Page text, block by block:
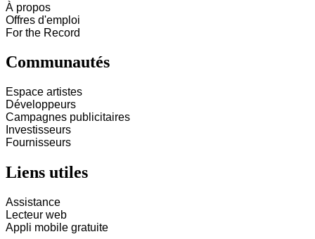
À propos
Offres d'emploi
For the Record
Communautés
Espace artistes
Développeurs
Campagnes publicitaires
Investisseurs
Fournisseurs
Liens utiles
Assistance
Lecteur web
Appli mobile gratuite